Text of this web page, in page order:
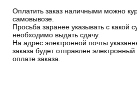
Оплатить заказ наличными можно
самовывозе.
Просьба заранее указывать с какой
необходимо выдать сдачу.
На адрес электронной почты
заказа будет отправлен
оплате заказа.